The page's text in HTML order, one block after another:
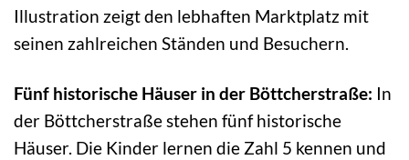
Illustration zeigt den lebhaften Marktplatz mit
seinen zahlreichen Ständen und Besuchern.
Fünf historische Häuser in der Böttcherstraße: In
der Böttcherstraße stehen fünf historische
Häuser. Die Kinder lernen die Zahl 5 kennen und